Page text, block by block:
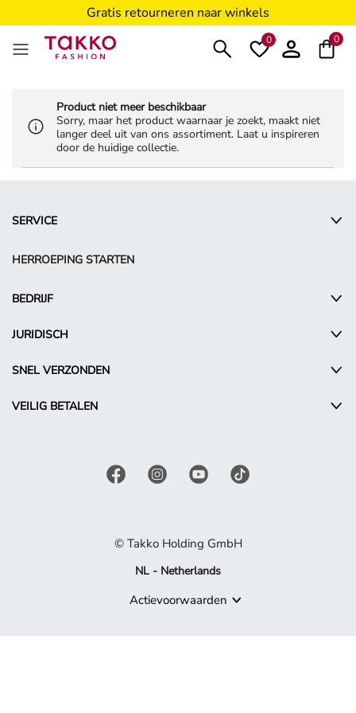
Gratis retourneren naar winkels
5€ voucher voor Takko Friends****
0 0
Product niet meer beschikbaar
Sorry, maar het product waarnaar je zoekt, maakt niet
langer deel uit van ons assortiment. Laat u inspireren
door de huidige collectie.
SERVICE
HERROEPING STARTEN
BEDRIJF
JURIDISCH
SNEL VERZONDEN
VEILIG BETALEN
© Takko Holding GmbH
NL - Netherlands
Actievoorwaarden